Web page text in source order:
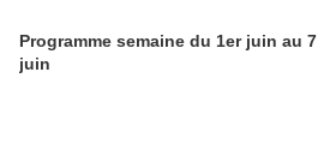
Programme semaine du 1er juin au 7
juin